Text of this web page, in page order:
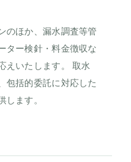
のほか、漏水調査等管
ター検針・料金徴収な
えいたします。 取水
包括的委託に対応した
します。